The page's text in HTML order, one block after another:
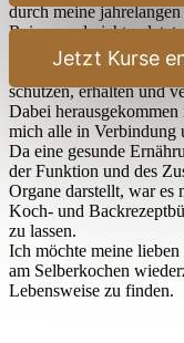
Jetzt Kurse
durch meine
Reisen und nicht zuletzt
Kochen und
dürfen, wie der
schützen, erhalten und
Dabei
mich alle in Verbindung
Da eine gesunde
der Funktion und des
Organe darstellt, war es
Koch- und
zu lassen.
Ich möchte meine
am Selberkochen
Lebensweise zu finden.